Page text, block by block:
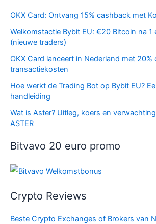
OKX Card: Ontvang 15% cashback met
Welkomstactie Bybit EU: €20 Bitcoin na 1
(nieuwe traders)
OKX Card lanceert in Nederland met
transactiekosten
Hoe werkt de Trading Bot op Bybit EU?
handleiding
Wat is Aster? Uitleg, koers en
ASTER
Bitvavo 20 euro promo
Crypto Reviews
Beste Crypto Exchanges of Brokers van